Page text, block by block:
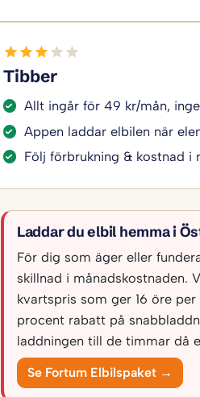
Tibber
Allt ingår för 49 kr/mån,
Appen laddar elbilen när
Följ förbrukning & kostnad i
Laddar du elbil hemma i
För dig som äger eller
skillnad i månadskostnaden.
kvartspris som ger 16 öre
procent rabatt på
laddningen till de timmar då
Se Fortum Elbilspaket →